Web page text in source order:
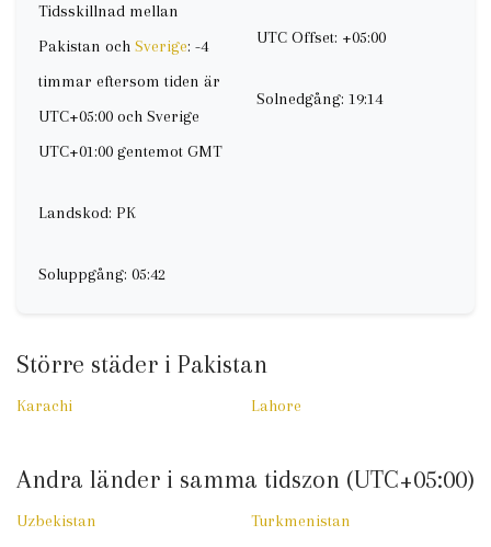
Tidsskillnad mellan
Pakistan och Sverige: -4
timmar eftersom tiden är
UTC+05:00 och Sverige
UTC+01:00 gentemot GMT
Landskod: PK
Soluppgång: 05:42
UTC Offset: +05:00
Solnedgång: 19:14
Större städer i Pakistan
Karachi Lahore
Andra länder i samma tidszon (UTC+05:00)
Uzbekistan Turkmenistan